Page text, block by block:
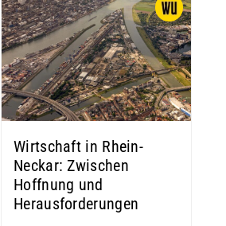
Wirtschaft in Rhein-
Neckar: Zwischen
Hoffnung und
Herausforderungen